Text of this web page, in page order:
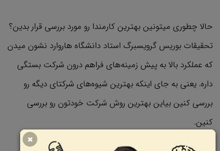
حالا چطوری میتونین بهترین کارمندا رو مورد بررسی قرار بدین؟
تحقیقات بوریس گرویسبرگ استاد دانشگاه ‌هاروارد نشون میدن
که عملکرد بالا به پیش زمینه‌های فراهم درون شرکت بستگی
داره. یعنی به جای اینکه بهترین شیوه‌های شرکتای دیگه رو
بررسی کنین بیاین بهترین روش شرکت خودتون رو بررسی
کنین.